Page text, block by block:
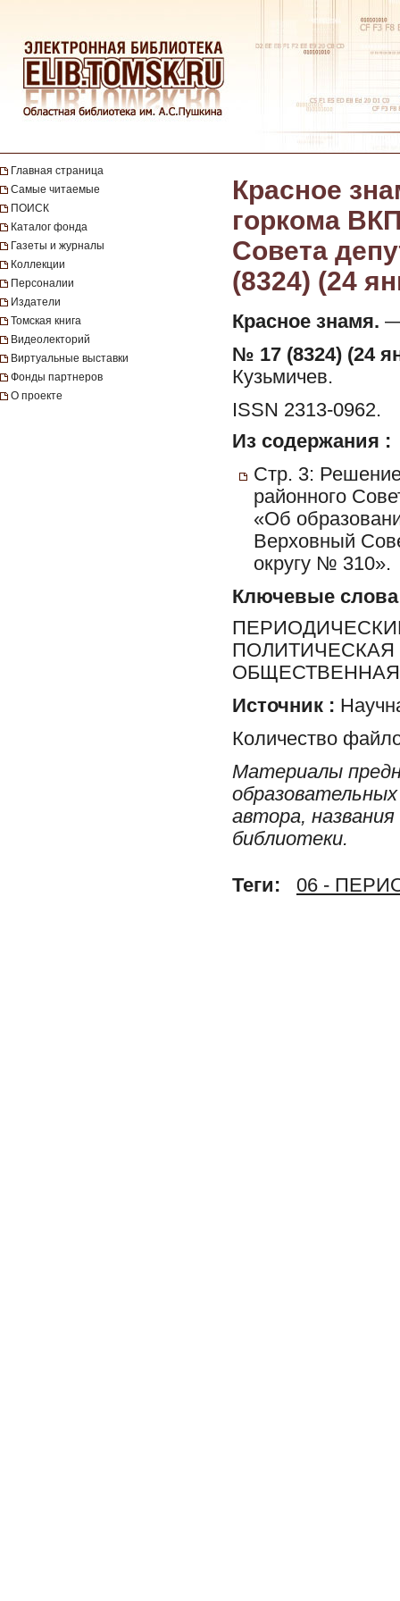
Главная страница
Самые читаемые
ПОИСК
Каталог фонда
Газеты и журналы
Коллекции
Персоналии
Издатели
Томская книга
Видеолекторий
Виртуальные выставки
Фонды партнеров
О проекте
Красное
горкома
Совета
(8324) (24
Красное знамя. —
№ 17 (8324) (24
Кузьмичев.
ISSN 2313-0962.
Из содержания :
Стр. 3:
районного
«Об
Верховный
округу № 310».
Ключевые слова
Источник :
Количество
Материалы
автора,
библиотеки.
Теги: 06 -